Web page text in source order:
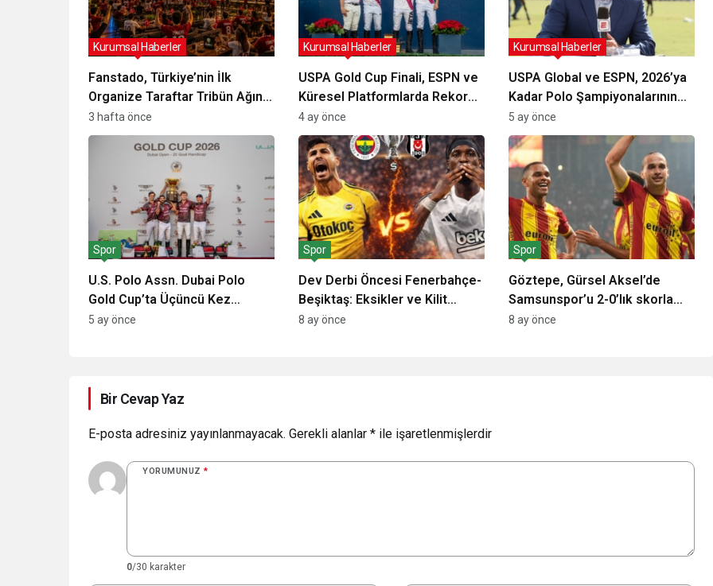
Fanstado, Türkiye’nin İlk
Organize Taraftar Tribün Ağını
Kuruyor: İşletmeler İçin
Başvurular Açıldı
Kurumsal Haberler
3 hafta önce
USPA Gold Cup Finali, ESPN ve
Küresel Platformlarda Rekor
İzleyici Kitlesine Ulaştı
Kurumsal Haberler
4 ay önce
USPA Global ve ESPN, 2026’ya
Kadar Polo Şampiyonalarının
Yayın Hakları İçin Anlaşmasını
Genişletti
Kurumsal Haberler
5 ay önce
U.S. Polo Assn. Dubai Polo
Gold Cup’ta Üçüncü Kez
Sponsor Oldu: Neden Önemli?
Spor
5 ay önce
Dev Derbi Öncesi Fenerbahçe-
Beşiktaş: Eksikler ve Kilit
Noktalar
Spor
8 ay önce
Göztepe, Gürsel Aksel’de
Samsunspor’u 2-0’lık skorla
geçerek 2025’i galibiyetle
Spor
8 ay önce
Bir Cevap Yaz
E-posta adresiniz yayınlanmayacak. Gerekli alanlar * ile işaretlenmişlerdir
YORUMUNUZ *
0/30 karakter